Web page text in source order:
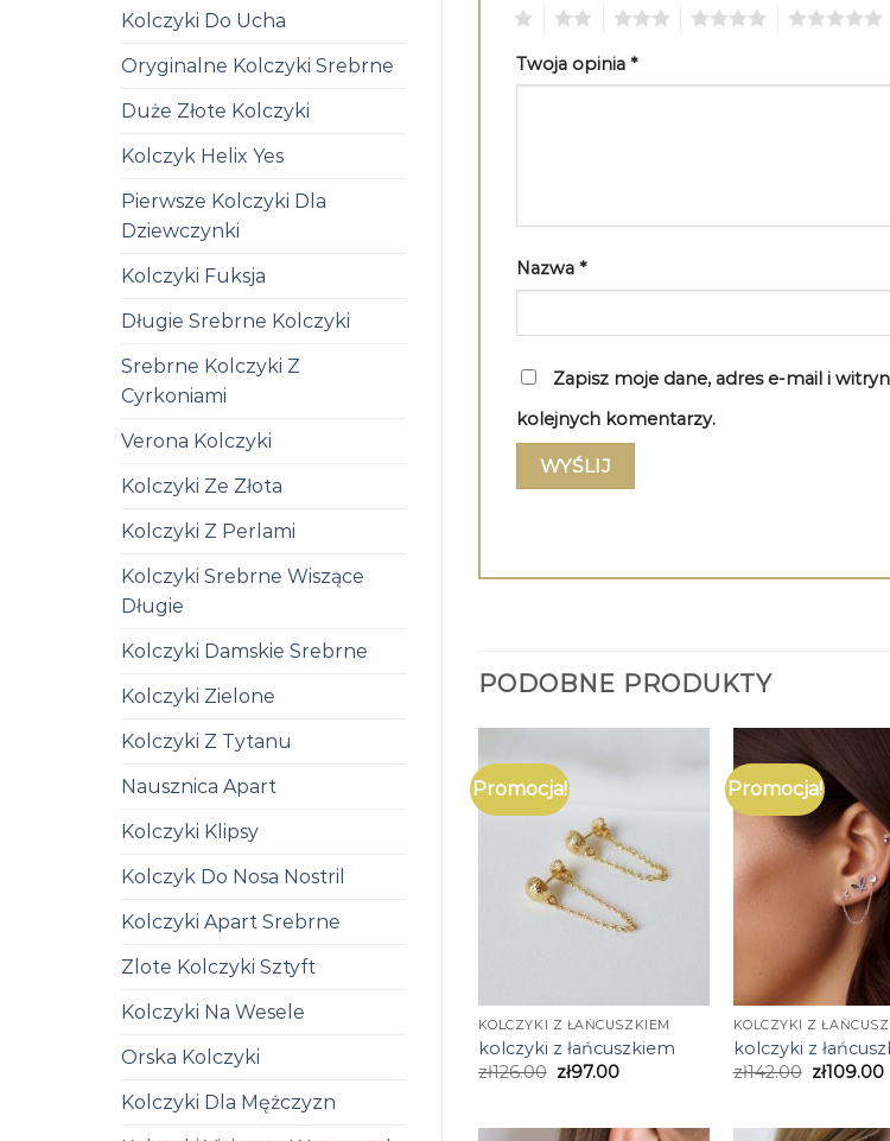
Kolczyki Do Ucha
Oryginalne Kolczyki Srebrne
Duże Złote Kolczyki
Kolczyk Helix Yes
Pierwsze Kolczyki Dla
Dziewczynki
Kolczyki Fuksja
Długie Srebrne Kolczyki
Srebrne Kolczyki Z
Cyrkoniami
Verona Kolczyki
Kolczyki Ze Złota
Kolczyki Z Perlami
Kolczyki Srebrne Wiszące
Długie
Kolczyki Damskie Srebrne
Kolczyki Zielone
Kolczyki Z Tytanu
Nausznica Apart
Kolczyki Klipsy
Kolczyk Do Nosa Nostril
Kolczyki Apart Srebrne
Zlote Kolczyki Sztyft
Kolczyki Na Wesele
Orska Kolczyki
Kolczyki Dla Mężczyzn
Twoja opinia *
Nazwa *
Zapisz moje dane, adres e-mail i
kolejnych komentarzy.
PODOBNE PRODUKTY
Promocja!
KOLCZYKI Z ŁAŃCUSZKIEM
kolczyki z łańcuszkiem
zł126.00 zł97.00
Promocja!
KOLCZYKI Z
kolczyki z
zł142.00 zł109.00